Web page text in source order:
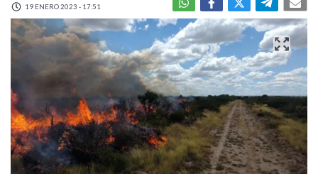
19 ENERO 2023 - 17:51